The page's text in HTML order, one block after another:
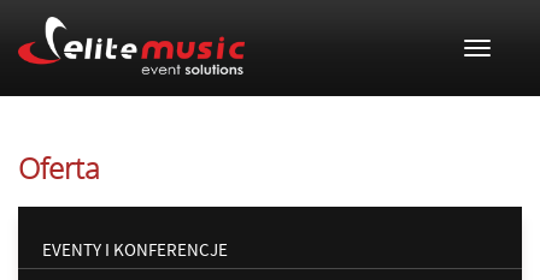
Toggle
Oferta
EVENTY I KONFERENCJE